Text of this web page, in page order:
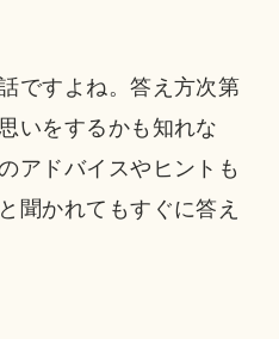
ですよね。答え方次第
いをするかも知れな
アドバイスやヒントも
聞かれてもすぐに答え